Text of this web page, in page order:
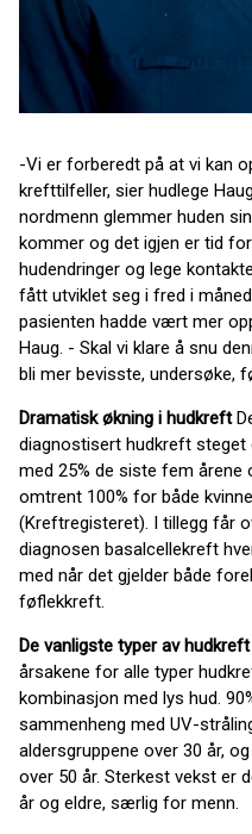
-Vi er forberedt på at vi kan
krefttilfeller, sier hudlege
nordmenn glemmer huden
kommer og det igjen er tid
hudendringer og lege
fått utviklet seg i fred i
pasienten hadde vært mer
Haug. - Skal vi klare å snu
bli mer bevisste, undersøke,
Dramatisk økning i hudkreft
diagnostisert hudkreft
med 25% de siste fem
omtrent 100% for både
(Kreftregisteret). I tillegg får
diagnosen basalcellekreft
med når det gjelder både
føflekkreft.
De vanligste typer av
årsakene for alle typer
kombinasjon med lys hud.
sammenheng med UV-
aldersgruppene over 30 år,
over 50 år. Sterkest vekst er
år og eldre, særlig for menn.